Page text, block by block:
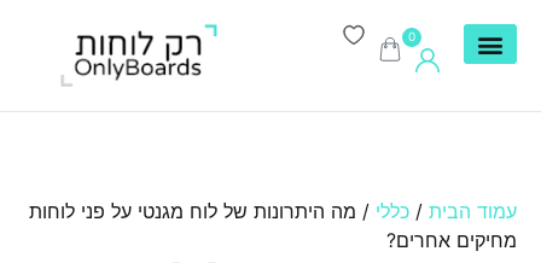
0
עמוד הבית / כללי / מה היתרונות של לוח מגנטי על פני לוחות
מחיקים אחרים?